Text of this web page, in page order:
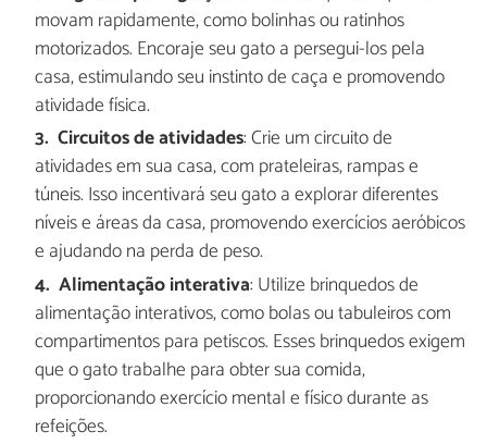
movam rapidamente, como bolinhas ou ratinhos
motorizados. Encoraje seu gato a persegui-los pela
casa, estimulando seu instinto de caça e promovendo
atividade física.
Circuitos de atividades: Crie um circuito de
atividades em sua casa, com prateleiras, rampas e
túneis. Isso incentivará seu gato a explorar diferentes
níveis e áreas da casa, promovendo exercícios aeróbicos
e ajudando na perda de peso.
Alimentação interativa: Utilize brinquedos de
alimentação interativos, como bolas ou tabuleiros com
compartimentos para petiscos. Esses brinquedos exigem
que o gato trabalhe para obter sua comida,
proporcionando exercício mental e físico durante as
refeições.